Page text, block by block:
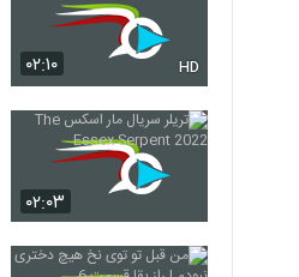
۰۲:۱۰ HD
۰۲:۰۳